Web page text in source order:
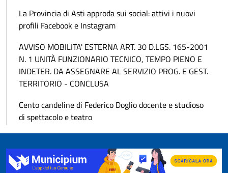
La Provincia di Asti approda sui social: attivi i nuovi
profili Facebook e Instagram
AVVISO MOBILITA' ESTERNA ART. 30 D.LGS. 165-2001
N. 1 UNITÀ FUNZIONARIO TECNICO, TEMPO PIENO E
INDETER. DA ASSEGNARE AL SERVIZIO PROG. E GEST.
TERRITORIO - CONCLUSA
Cento candeline di Federico Doglio docente e studioso
di spettacolo e teatro